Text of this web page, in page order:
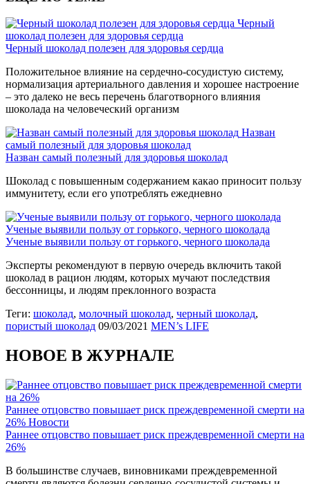
Черный
шоколад полезен для здоровья сердца
Черный шоколад полезен для здоровья сердца
Положительное влияние на сердечно-сосудистую систему,
нормализация артериального давления и хорошее настроение
– это далеко не весь перечень благотворного влияния
шоколада на человеческий организм
Назван
самый полезный для здоровья шоколад
Назван самый полезный для здоровья шоколад
Шоколад с повышенным содержанием какао приносит пользу
иммунитету, если его употреблять ежедневно
Ученые выявили пользу от горького, черного шоколада
Ученые выявили пользу от горького, черного шоколада
Эксперты рекомендуют в первую очередь включить такой
шоколад в рацион людям, которых мучают последствия
бессонницы, и людям преклонного возраста
Теги: шоколад, молочный шоколад, черный шоколад,
пористый шоколад 09/03/2021 MEN’s LIFE
НОВОЕ В ЖУРНАЛЕ
Раннее отцовство повышает риск преждевременной смерти на
26% Новости
Раннее отцовство повышает риск преждевременной смерти на
26%
В большинстве случаев, виновниками преждевременной